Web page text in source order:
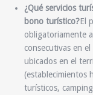
¿Qué servicios
bono turístico?El
obligatoriamente
consecutivas en
ubicados en el
(establecimientos
turísticos,